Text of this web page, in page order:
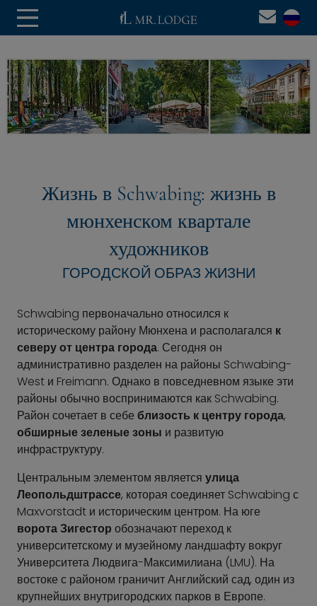
Жизнь в Schwabing: жизнь в
мюнхенском квартале
художников
ГОРОДСКОЙ ОБРАЗ ЖИЗНИ
Schwabing первоначально относился к
историческому району Мюнхена и располагался к
северу от центра города. Сегодня он
административно разделен на районы Schwabing-
West и Freimann. Однако в повседневном языке эти
районы обычно воспринимаются как Schwabing.
Район сочетает в себе близость к центру города,
обширные зеленые зоны и развитую
инфраструктуру.
Центральным элементом является улица
Леопольдштрассе, которая соединяет Schwabing с
Maxvorstadt и историческим центром. На юге
ворота Зигестор обозначают переход к
университетскому и музейному ландшафту вокруг
Университета Людвига-Максимилиана (LMU). На
востоке с районом граничит Английский сад, один из
крупнейших внутригородских парков в Европе.